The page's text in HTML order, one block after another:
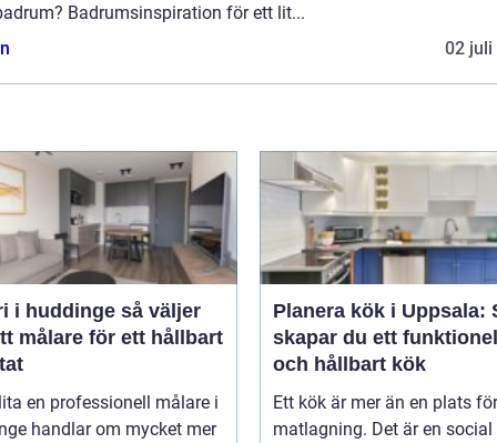
Badrumsinspiration för ett lit...
02 juli
så väljer
målare för ett hållbart
en professionell målare i
handlar om mycket mer
Planera kök i Uppsala:
skapar du ett
och hållbart kök
Ett kök är mer än en plats för
matlagning. Det är en social